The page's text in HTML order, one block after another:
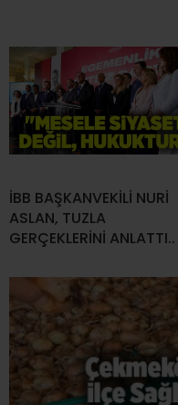
İBB BAŞKANVEKİLİ NURİ
ASLAN, TUZLA
GERÇEKLERİNİ ANLATTI..